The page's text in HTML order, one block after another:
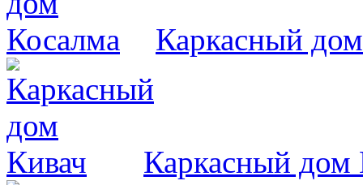
Каркасный
Каркасный дом